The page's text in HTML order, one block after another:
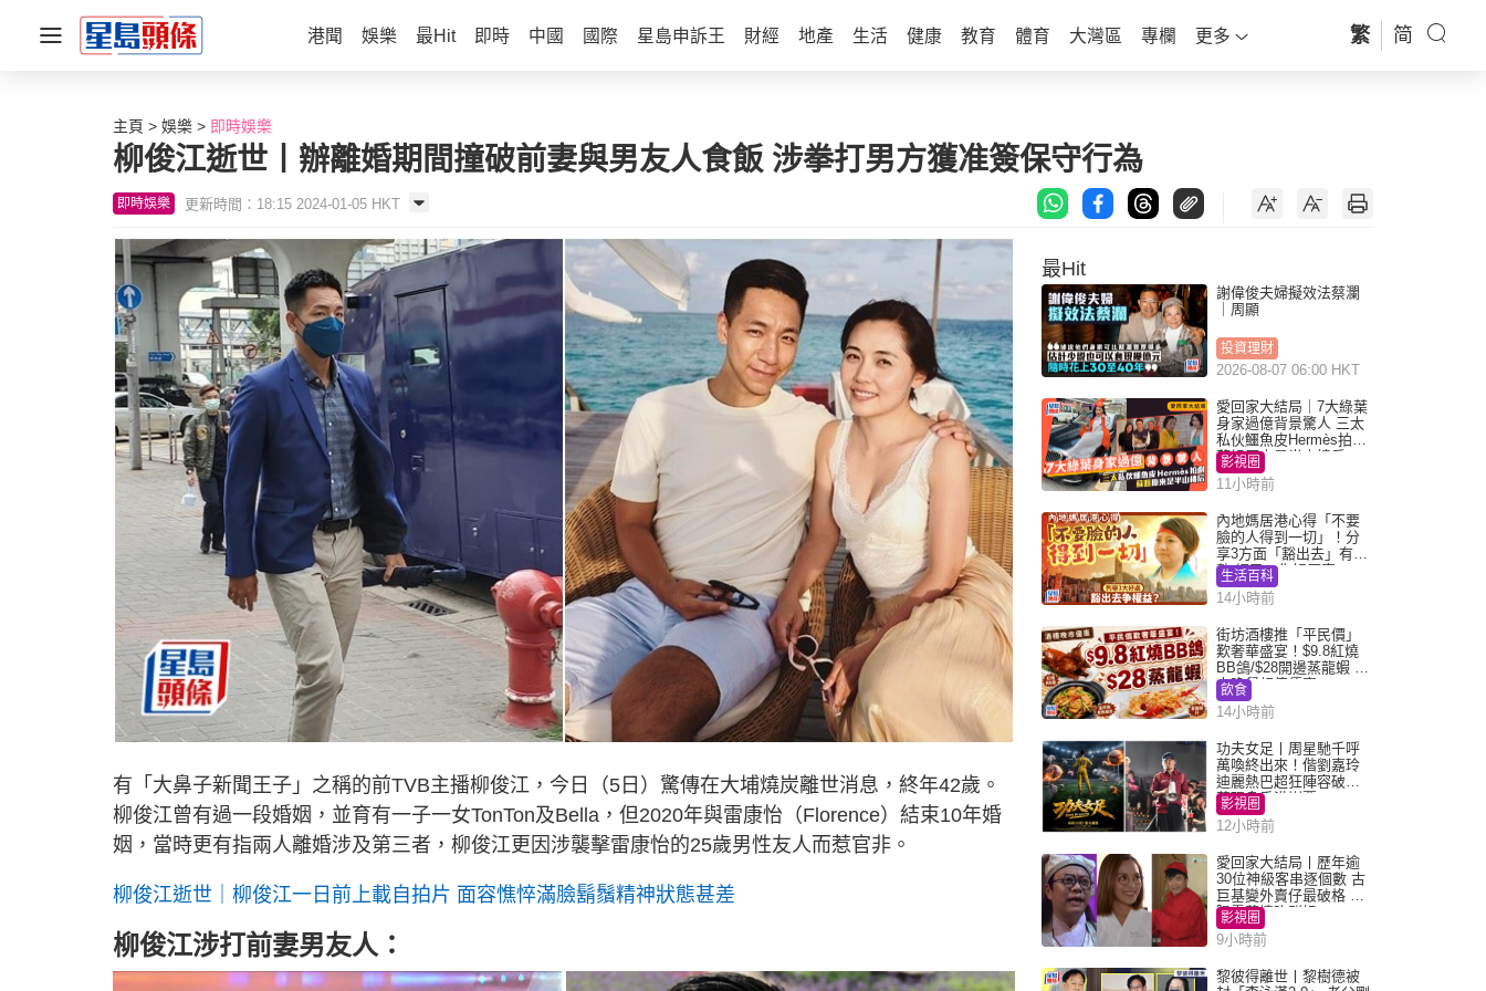
港聞 娛樂 最Hit 即時 中國 國際 星島申訴王 財經 地產 生活 健康 教育 體育 大灣區 專欄 更多 繁 简
主頁 娛樂 即時娛樂
柳俊江逝世丨辦離婚期間撞破前妻與男友人食飯 涉拳打男方獲准簽保守行為
即時娛樂 更新時間：18:15 2024-01-05 HKT
有「大鼻子新聞王子」之稱的前TVB主播柳俊江，今日（5日）驚傳在大埔燒炭離世消息，終年42歲。
柳俊江曾有過一段婚姻，並育有一子一女TonTon及Bella，但2020年與雷康怡（Florence）結束10年婚
姻，當時更有指兩人離婚涉及第三者，柳俊江更因涉襲擊雷康怡的25歲男性友人而惹官非。
柳俊江逝世｜柳俊江一日前上載自拍片 面容憔悴滿臉鬍鬚精神狀態甚差
柳俊江涉打前妻男友人：
最Hit
謝偉俊夫婦擬效法蔡瀾
｜周顯
投資理財
2026-08-07 06:00 HKT
愛回家大結局｜7大綠葉
身家過億背景驚人 三太
私伙鱷魚皮Hermès拍劇
蘇姐原來是半山樓后
影視圈
11小時前
內地媽居港心得「不要
臉的人得到一切」！分
享3方面「豁出去」有著
數 網民：你好厲害
生活百科
14小時前
街坊酒樓推「平民價」
歎奢華盛宴！$9.8紅燒
BB鴿/$28開邊蒸龍蝦 3
大晚餐超值優惠
飲食
14小時前
功夫女足丨周星馳千呼
萬喚終出來！偕劉嘉玲
迪麗熱巴超狂陣容破天
荒現身香港謝票
影視圈
12小時前
愛回家大結局丨歷年逾
30位神級客串逐個數 古
巨基變外賣仔最破格 歐
陽震華情陷群姐
影視圈
9小時前
黎彼得離世丨黎樹德被